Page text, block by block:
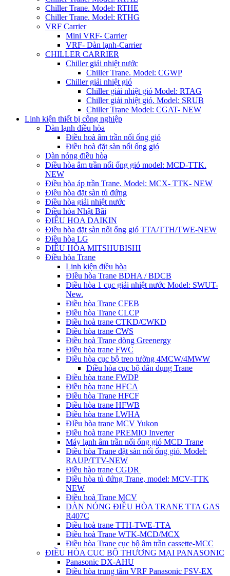
Chiller Trane. Model: RTHE
Chiller Trane. Model: RTHG
VRF Carrier
Mini VRF- Carrier
VRF- Dàn lạnh-Carrier
CHILLER CARRIER
Chiller giải nhiệt nước
Chiller Trane. Model: CGWP
Chiller giải nhiệt gió
Chiller giải nhiệt gió Model: RTAG
Chiller giải nhiệt gió. Model: SRUB
Chiller Trane Model: CGAT- NEW
Linh kiện thiết bị công nghiệp
Dàn lạnh điều hòa
Điều hoà âm trần nối ống gió
Điều hoà đặt sàn nối ống gió
Dàn nóng điều hòa
Điều hòa âm trần nối ống gió model: MCD-TTK.
NEW
Điều hòa áp trần Trane. Model: MCX- TTK- NEW
Điều hòa đặt sàn tủ đứng
Điều hòa giải nhiệt nước
Điều hòa Nhật Bãi
ĐIÊU HOA DAIKIN
Điều hòa đặt sàn nối ống gió TTA/TTH/TWE-NEW
Điều hòa LG
ĐIỀU HÒA MITSHUBISHI
Điều hòa Trane
Linh kiện điều hòa
ĐIều hòa Trane BDHA / BDCB
Điều hòa 1 cục giải nhiệt nước Model: SWUT-
New.
Điều hòa Trane CFEB
Điều hòa Trane CLCP
Điều hoà trane CTKD/CWKD
Điều hòa trane CWS
Điều hoà Trane dòng Greenergy
Điều hòa trane FWC
Điều hòa cục bộ treo tường 4MCW/4MWW
Điều hòa cục bộ dân dụng Trane
Điều hòa trane FWDP
Điều hòa trane HFCA
Điều hòa Trane HFCF
Điều hòa trane HFWB
Điều hòa trane LWHA
ĐIều hòa trane MCV Yukon
Điều hoà trane PREMIO Inverter
Máy lạnh âm trần nối ống gió MCD Trane
Điều hòa Trane đặt sàn nối ống gió. Model:
RAUP/TTV-NEW
Điều hào trane CGDR
Điều hòa tủ đứng Trane, model: MCV-TTK
NEW
Điều hoà Trane MCV
DÀN NÓNG ĐIỀU HÒA TRANE TTA GAS
R407C
Điều hoà trane TTH-TWE-TTA
Điều hoà Trane WTK-MCD/MCX
Điều hòa Trane cục bộ âm trần cassette-MCC
ĐIỀU HÒA CỤC BỘ THƯƠNG MẠI PANASONIC
Panasonic DX-AHU
Điều hòa trung tâm VRF Panasonic FSV-EX